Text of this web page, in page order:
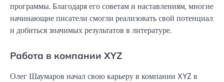
программы. Благодаря его советам и наставлениям, многие
начинающие писатели смогли реализовать свой потенциал
и добиться значимых результатов в литературе.
Работа в компании XYZ
Олег Шаумаров начал свою карьеру в компании XYZ в